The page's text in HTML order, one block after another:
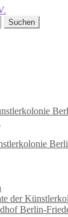
Suchen
der
Berlin-